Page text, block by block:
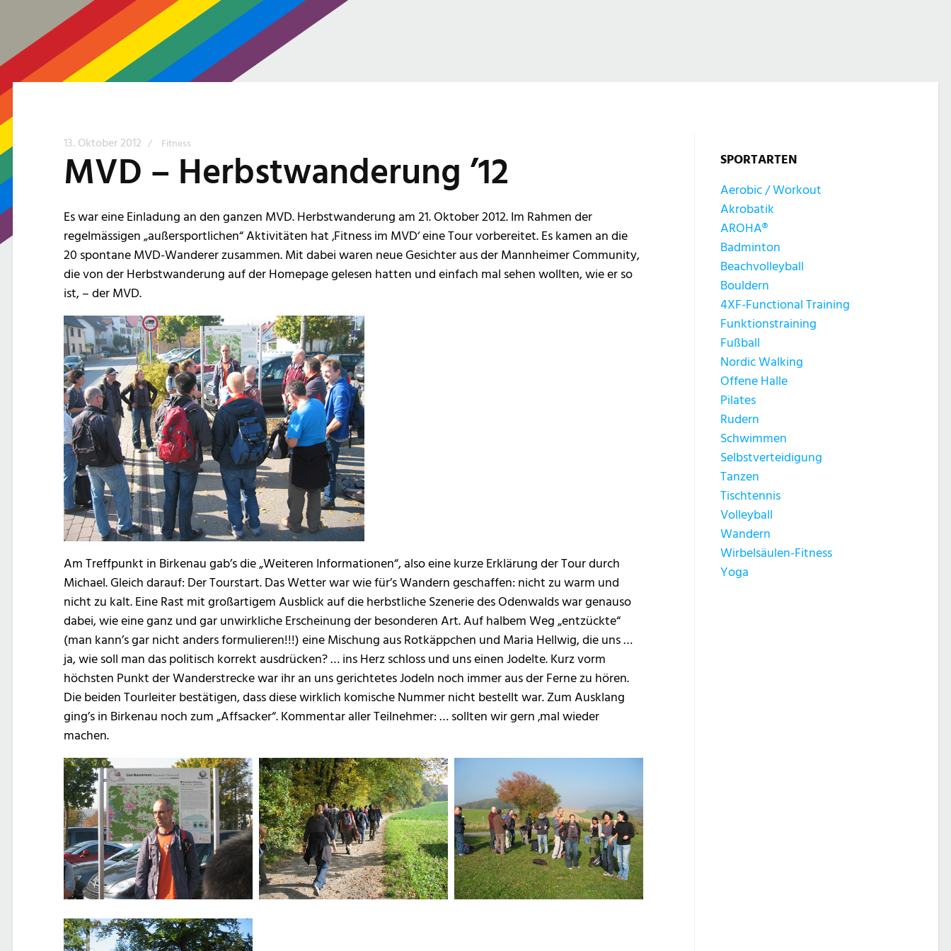
13. Oktober 2012 / Fitness
MVD – Herbstwanderung ’12
Es war eine Einladung an den ganzen MVD. Herbstwanderung am 21. Oktober 2012. Im Rahmen der
regelmässigen „außersportlichen“ Aktivitäten hat ‚Fitness im MVD‘ eine Tour vorbereitet. Es kamen an die
20 spontane MVD-Wanderer zusammen. Mit dabei waren neue Gesichter aus der Mannheimer Community,
die von der Herbstwanderung auf der Homepage gelesen hatten und einfach mal sehen wollten, wie er so
ist, – der MVD.
Am Treffpunkt in Birkenau gab’s die „Weiteren Informationen“, also eine kurze Erklärung der Tour durch
Michael. Gleich darauf: Der Tourstart. Das Wetter war wie für’s Wandern geschaffen: nicht zu warm und
nicht zu kalt. Eine Rast mit großartigem Ausblick auf die herbstliche Szenerie des Odenwalds war genauso
dabei, wie eine ganz und gar unwirkliche Erscheinung der besonderen Art. Auf halbem Weg „entzückte“
(man kann’s gar nicht anders formulieren!!!) eine Mischung aus Rotkäppchen und Maria Hellwig, die uns …
ja, wie soll man das politisch korrekt ausdrücken? … ins Herz schloss und uns einen Jodelte. Kurz vorm
höchsten Punkt der Wanderstrecke war ihr an uns gerichtetes Jodeln noch immer aus der Ferne zu hören.
Die beiden Tourleiter bestätigen, dass diese wirklich komische Nummer nicht bestellt war. Zum Ausklang
ging’s in Birkenau noch zum „Affsacker“. Kommentar aller Teilnehmer: … sollten wir gern ‚mal wieder
machen.
SPORTARTEN
Aerobic / Workout
Akrobatik
AROHA®
Badminton
Beachvolleyball
Bouldern
4XF-Functional Training
Funktionstraining
Fußball
Nordic Walking
Offene Halle
Pilates
Rudern
Schwimmen
Selbstverteidigung
Tanzen
Tischtennis
Volleyball
Wandern
Wirbelsäulen-Fitness
Yoga